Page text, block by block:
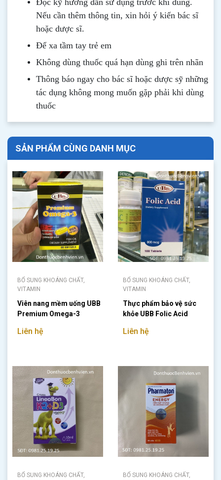
Đọc kỹ hướng dẫn sử dụng trước khi dùng.
Nếu cần thêm thông tin, xin hỏi ý kiến bác sĩ
hoặc dược sĩ.
Để xa tầm tay trẻ em
Không dùng thuốc quá hạn dùng ghi trên nhãn
Thông báo ngay cho bác sĩ hoặc dược sỹ những
tác dụng không mong muốn gặp phải khi dùng
thuốc
SẢN PHẨM CÙNG DANH MỤC
BỔ SUNG KHOÁNG CHẤT,
VITAMIN
Viên nang mềm uống UBB
Premium Omega-3
Liên hệ
BỔ SUNG KHOÁNG CHẤT,
VITAMIN
Thực phẩm bảo vệ sức
khỏe UBB Folic Acid
Liên hệ
BỔ SUNG KHOÁNG CHẤT,
BỔ SUNG KHOÁNG CHẤT,